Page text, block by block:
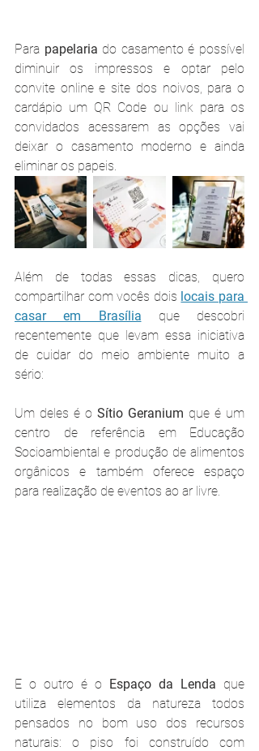
Para papelaria do casamento é possível
diminuir os impressos e optar pelo
convite online e site dos noivos, para o
cardápio um QR Code ou link para os
convidados acessarem as opções vai
deixar o casamento moderno e ainda
eliminar os papeis.
Além de todas essas dicas, quero
compartilhar com vocês dois locais para
casar em Brasília que descobri
recentemente que levam essa iniciativa
de cuidar do meio ambiente muito a
sério:
Um deles é o Sítio Geranium que é um
centro de referência em Educação
Socioambiental e produção de alimentos
orgânicos e também oferece espaço
para realização de eventos ao ar livre.
E o outro é o Espaço da Lenda que
utiliza elementos da natureza todos
pensados no bom uso dos recursos
naturais: o piso foi construído com